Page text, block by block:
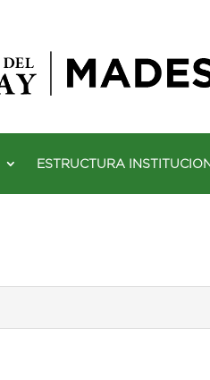
ESTRUCTURA